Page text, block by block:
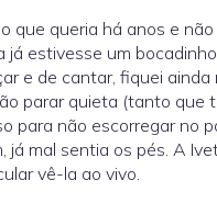
que queria há anos e
já estivesse um
e de cantar, fiquei ainda
parar quieta (tanto que
para não escorregar no
já mal sentia os pés. A
vê-la ao vivo.